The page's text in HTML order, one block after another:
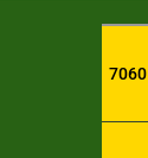
7060